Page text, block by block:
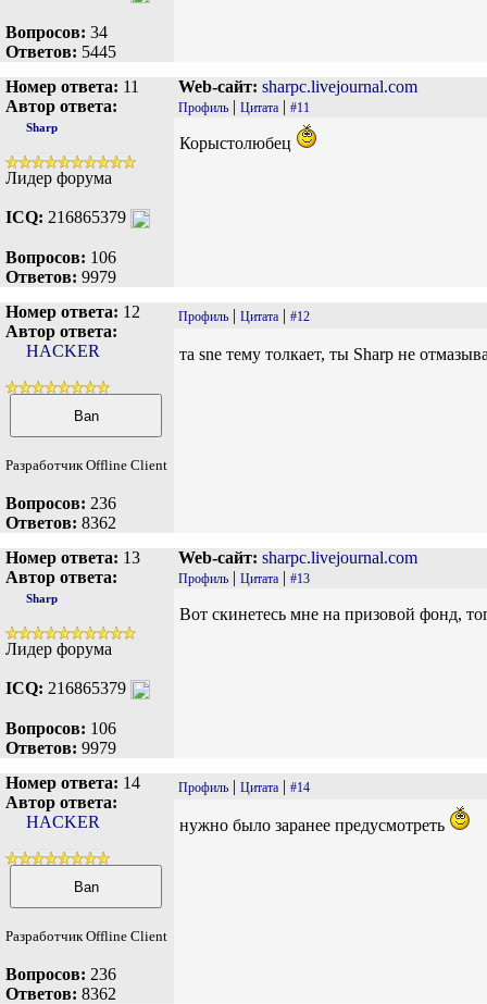
Вопросов: 34
Ответов: 5445
Номер ответа: 11
Автор ответа:
Sharp
Лидер форума
ICQ: 216865379
Вопросов: 106
Ответов: 9979
Web-сайт: sharpc.livejournal.com
Профиль | Цитата | #11
Корыстолюбец
Номер ответа: 12
Автор ответа:
HACKER
Разработчик Offline Client
Вопросов: 236
Ответов: 8362
Профиль | Цитата | #12
та sne тему толкает, ты Sharp не
Номер ответа: 13
Автор ответа:
Sharp
Лидер форума
ICQ: 216865379
Вопросов: 106
Ответов: 9979
Web-сайт: sharpc.livejournal.com
Профиль | Цитата | #13
Вот скинетесь мне на призовой фонд,
Номер ответа: 14
Автор ответа:
HACKER
Разработчик Offline Client
Вопросов: 236
Ответов: 8362
Профиль | Цитата | #14
нужно было заранее предусмотреть